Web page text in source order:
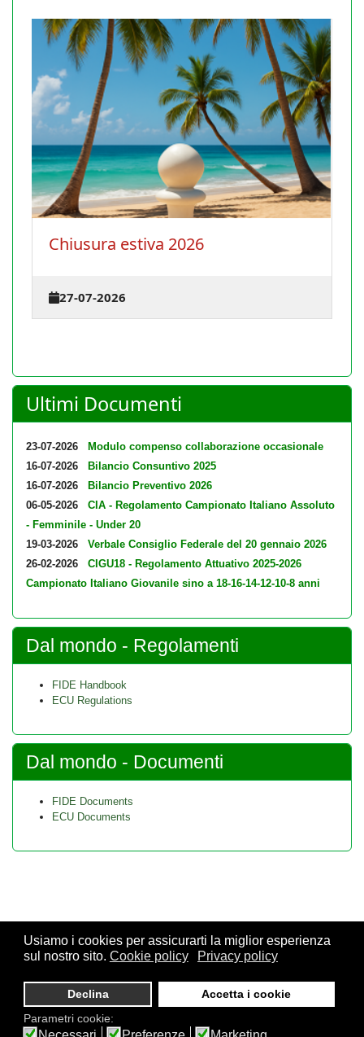
Usiamo i cookies per assicurarti la miglior esperienza
sul nostro sito. Cookie policy Privacy policy
Declina
Accetta i cookie
Parametri cookie:
Chiusura estiva 2026
27-07-2026
Ultimi Documenti
23-07-2026
Modulo compenso collaborazione occasionale
16-07-2026
Bilancio Consuntivo 2025
16-07-2026
Bilancio Preventivo 2026
06-05-2026
CIA - Regolamento Campionato Italiano Assoluto
- Femminile - Under 20
19-03-2026
Verbale Consiglio Federale del 20 gennaio 2026
26-02-2026
CIGU18 - Regolamento Attuativo 2025-2026
Campionato Italiano Giovanile sino a 18-16-14-12-10-8 anni
Dal mondo - Regolamenti
FIDE Handbook
ECU Regulations
Dal mondo - Documenti
FIDE Documents
ECU Documents
Giovanna, 12 - 20129 Milano - CF. 80105170155 - P. Iva
10013490155 - Email fsi@federscacchi.it - Tel. 02.86464369 -
Privacy